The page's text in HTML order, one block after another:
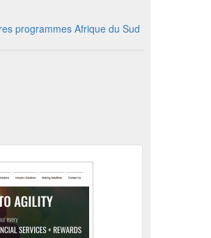
programmes Afrique du Sud